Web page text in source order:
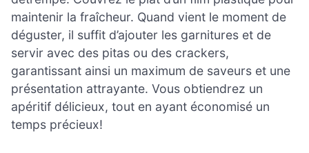
maintenir la fraîcheur. Quand vient le moment de
déguster, il suffit d’ajouter les garnitures et de
servir avec des pitas ou des crackers,
garantissant ainsi un maximum de saveurs et une
présentation attrayante. Vous obtiendrez un
apéritif délicieux, tout en ayant économisé un
temps précieux!